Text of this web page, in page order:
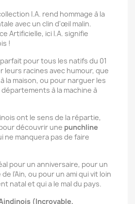
I.A. rend hommage à la
avec un clin d'œil malin.
Artificielle, ici I.A. signifie
!
pour tous les natifs du 01
leurs racines avec humour, que
la maison, ou pour narguer les
à la machine à
ont le sens de la répartie,
découvrir une punchline
ne manquera pas de faire
pour un anniversaire, pour un
l'Ain, ou pour un ami qui vit loin
natal et qui a le mal du pays.
(Incroyable,